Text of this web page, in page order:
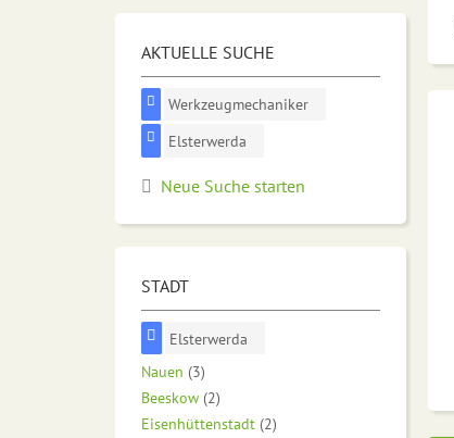
AKTUELLE SUCHE
Werkzeugmechaniker
Elsterwerda
Neue Suche starten
STADT
Elsterwerda
Nauen (3)
Beeskow (2)
Eisenhüttenstadt (2)